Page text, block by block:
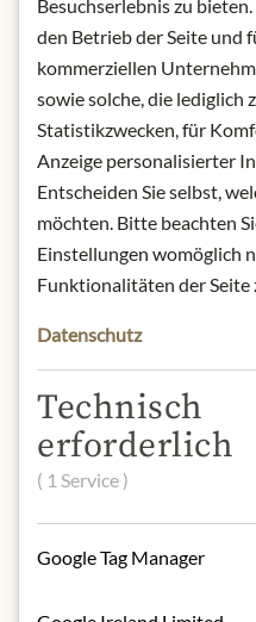
favorite among
worldwide.
Product name:
"Whomp!" -
Storage: Keep
from light.
Origin: USA /
Contact: Meat
Kansas 66206,
* Wir bitten um
Produktdesign
abweichen kann.
Mayonnaise
Besuchserlebnis zu
den Betrieb der Seite und
kommerziellen
sowie solche, die lediglich
Statistikzwecken, für
Anzeige personalisierter
Entscheiden Sie selbst,
möchten. Bitte beachten
Einstellungen womöglich
Funktionalitäten der Seite
Datenschutz
Technisch
erforderlich
( 1 Service )
Google Tag Manager